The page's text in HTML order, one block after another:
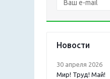
Новости
30 апреля 2026
Мир! Труд! Май!